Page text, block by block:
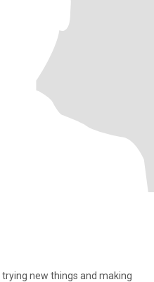
trying new things and making